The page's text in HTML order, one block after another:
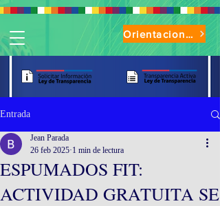
Orientaciones de Uso Parque Oasis
Entrada
ESPUMADOS FIT:
ACTIVIDAD GRATUITA SE
Jean Parada
26 feb 2025 1 min de lectura